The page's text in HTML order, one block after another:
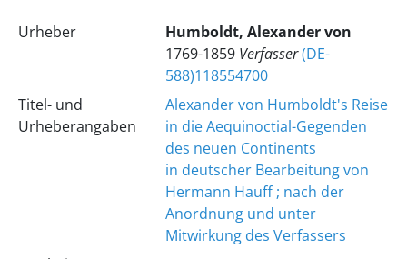
Urheber
Humboldt, Alexander von
1769-1859 Verfasser(DE-
588)118554700
Titel- und
Urheberangaben
Alexander von Humboldt's Reise
in die Aequinoctial-Gegenden
des neuen Continents
in deutscher Bearbeitung von
Hermann Hauff ; nach der
Anordnung und unter
Mitwirkung des Verfassers